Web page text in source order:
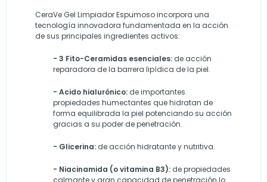
CeraVe Gel Limpiador Espumoso incorpora una
tecnología innovadora fundamentada en la acción
de sus principales ingredientes activos:
- 3 Fito-Ceramidas esenciales: de acción
reparadora de la barrera lipídica de la piel.
- Acido hialurónico: de importantes
propiedades humectantes que hidratan de
forma equilibrada la piel potenciando su acción
gracias a su poder de penetración.
- Glicerina: de acción hidratante y nutritiva.
- Niacinamida (o vitamina B3): de propiedades
calmante y gran capacidad de penetración lo